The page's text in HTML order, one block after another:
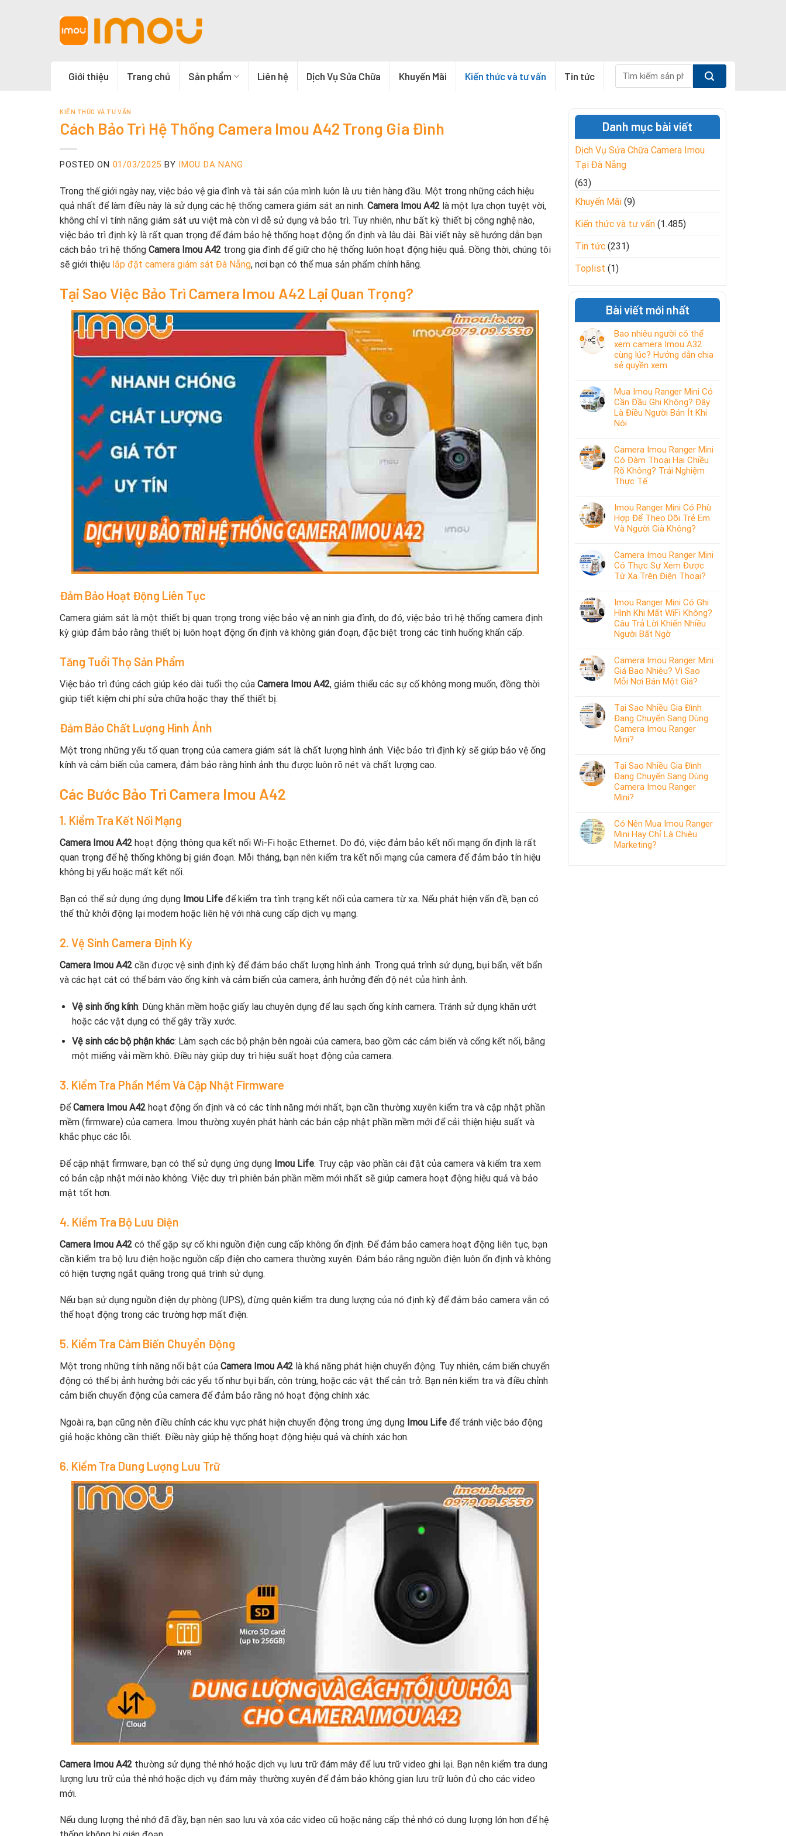
Giới thiệu Trang chủ Sản phẩm Liên hệ Dịch Vụ Sửa Chữa Khuyến Mãi Kiến thức và tư vấn Tin tức
kiếm:
KIẾN THỨC VÀ TƯ VẤN
Cách Bảo Trì Hệ Thống Camera Imou A42 Trong Gia Đình
POSTED ON 01/03/2025 BY IMOU DA NANG
Trong thế giới ngày nay, việc bảo vệ gia đình và tài sản của mình luôn là ưu tiên hàng đầu. Một trong những cách hiệu
quả nhất để làm điều này là sử dụng các hệ thống camera giám sát an ninh. Camera Imou A42 là một lựa chọn tuyệt vời,
không chỉ vì tính năng giám sát ưu việt mà còn vì dễ sử dụng và bảo trì. Tuy nhiên, như bất kỳ thiết bị công nghệ nào,
việc bảo trì định kỳ là rất quan trọng để đảm bảo hệ thống hoạt động ổn định và lâu dài. Bài viết này sẽ hướng dẫn bạn
cách bảo trì hệ thống Camera Imou A42 trong gia đình để giữ cho hệ thống luôn hoạt động hiệu quả. Đồng thời, chúng tôi
sẽ giới thiệu lắp đặt camera giám sát Đà Nẵng, nơi bạn có thể mua sản phẩm chính hãng.
Tại Sao Việc Bảo Trì Camera Imou A42 Lại Quan Trọng?
Đảm Bảo Hoạt Động Liên Tục
Camera giám sát là một thiết bị quan trọng trong việc bảo vệ an ninh gia đình, do đó, việc bảo trì hệ thống camera định
kỳ giúp đảm bảo rằng thiết bị luôn hoạt động ổn định và không gián đoạn, đặc biệt trong các tình huống khẩn cấp.
Tăng Tuổi Thọ Sản Phẩm
Việc bảo trì đúng cách giúp kéo dài tuổi thọ của Camera Imou A42, giảm thiểu các sự cố không mong muốn, đồng thời
giúp tiết kiệm chi phí sửa chữa hoặc thay thế thiết bị.
Đảm Bảo Chất Lượng Hình Ảnh
Một trong những yếu tố quan trọng của camera giám sát là chất lượng hình ảnh. Việc bảo trì định kỳ sẽ giúp bảo vệ ống
kính và cảm biến của camera, đảm bảo rằng hình ảnh thu được luôn rõ nét và chất lượng cao.
Các Bước Bảo Trì Camera Imou A42
1. Kiểm Tra Kết Nối Mạng
Camera Imou A42 hoạt động thông qua kết nối Wi-Fi hoặc Ethernet. Do đó, việc đảm bảo kết nối mạng ổn định là rất
quan trọng để hệ thống không bị gián đoạn. Mỗi tháng, bạn nên kiểm tra kết nối mạng của camera để đảm bảo tín hiệu
không bị yếu hoặc mất kết nối.
Bạn có thể sử dụng ứng dụng Imou Life để kiểm tra tình trạng kết nối của camera từ xa. Nếu phát hiện vấn đề, bạn có
thể thử khởi động lại modem hoặc liên hệ với nhà cung cấp dịch vụ mạng.
2. Vệ Sinh Camera Định Kỳ
Camera Imou A42 cần được vệ sinh định kỳ để đảm bảo chất lượng hình ảnh. Trong quá trình sử dụng, bụi bẩn, vết bẩn
và các hạt cát có thể bám vào ống kính và cảm biến của camera, ảnh hưởng đến độ nét của hình ảnh.
Vệ sinh ống kính: Dùng khăn mềm hoặc giấy lau chuyên dụng để lau sạch ống kính camera. Tránh sử dụng khăn ướt
hoặc các vật dụng có thể gây trầy xước.
Vệ sinh các bộ phận khác: Làm sạch các bộ phận bên ngoài của camera, bao gồm các cảm biến và cổng kết nối, bằng
một miếng vải mềm khô. Điều này giúp duy trì hiệu suất hoạt động của camera.
3. Kiểm Tra Phần Mềm Và Cập Nhật Firmware
ĐểCamera Imou A42 hoạt động ổn định và có các tính năng mới nhất, bạn cần thường xuyên kiểm tra và cập nhật phần
mềm (firmware) của camera. Imou thường xuyên phát hành các bản cập nhật phần mềm mới để cải thiện hiệu suất và
khắc phục các lỗi.
Để cập nhật firmware, bạn có thể sử dụng ứng dụng Imou Life. Truy cập vào phần cài đặt của camera và kiểm tra xem
có bản cập nhật mới nào không. Việc duy trì phiên bản phần mềm mới nhất sẽ giúp camera hoạt động hiệu quả và bảo
mật tốt hơn.
4. Kiểm Tra Bộ Lưu Điện
Camera Imou A42 có thể gặp sự cố khi nguồn điện cung cấp không ổn định. Để đảm bảo camera hoạt động liên tục, bạn
cần kiểm tra bộ lưu điện hoặc nguồn cấp điện cho camera thường xuyên. Đảm bảo rằng nguồn điện luôn ổn định và không
có hiện tượng ngắt quãng trong quá trình sử dụng.
Nếu bạn sử dụng nguồn điện dự phòng (UPS), đừng quên kiểm tra dung lượng của nó định kỳ để đảm bảo camera vẫn có
thể hoạt động trong các trường hợp mất điện.
5. Kiểm Tra Cảm Biến Chuyển Động
Một trong những tính năng nổi bật của Camera Imou A42 là khả năng phát hiện chuyển động. Tuy nhiên, cảm biến chuyển
động có thể bị ảnh hưởng bởi các yếu tố như bụi bẩn, côn trùng, hoặc các vật thể cản trở. Bạn nên kiểm tra và điều chỉnh
cảm biến chuyển động của camera để đảm bảo rằng nó hoạt động chính xác.
Ngoài ra, bạn cũng nên điều chỉnh các khu vực phát hiện chuyển động trong ứng dụng Imou Life để tránh việc báo động
giả hoặc không cần thiết. Điều này giúp hệ thống hoạt động hiệu quả và chính xác hơn.
6. Kiểm Tra Dung Lượng Lưu Trữ
Camera Imou A42 thường sử dụng thẻ nhớ hoặc dịch vụ lưu trữ đám mây để lưu trữ video ghi lại. Bạn nên kiểm tra dung
lượng lưu trữ của thẻ nhớ hoặc dịch vụ đám mây thường xuyên để đảm bảo không gian lưu trữ luôn đủ cho các video
mới.
Nếu dung lượng thẻ nhớ đã đầy, bạn nên sao lưu và xóa các video cũ hoặc nâng cấp thẻ nhớ có dung lượng lớn hơn để hệ
Danh mục bài viết
Dịch Vụ Sửa Chữa Camera Imou
Tại Đà Nẵng
(63)
Khuyến Mãi (9)
Kiến thức và tư vấn (1.485)
Tin tức (231)
Toplist (1)
Bài viết mới nhất
Bao nhiêu người có thể
xem camera Imou A32
cùng lúc? Hướng dẫn chia
sẻ quyền xem
Mua Imou Ranger Mini Có
Cần Đầu Ghi Không? Đây
Là Điều Người Bán Ít Khi
Nói
Camera Imou Ranger Mini
Có Đàm Thoại Hai Chiều
Rõ Không? Trải Nghiệm
Thực Tế
Imou Ranger Mini Có Phù
Hợp Để Theo Dõi Trẻ Em
Và Người Già Không?
Camera Imou Ranger Mini
Có Thực Sự Xem Được
Từ Xa Trên Điện Thoại?
Imou Ranger Mini Có Ghi
Hình Khi Mất WiFi Không?
Câu Trả Lời Khiến Nhiều
Người Bất Ngờ
Camera Imou Ranger Mini
Giá Bao Nhiêu? Vì Sao
Mỗi Nơi Bán Một Giá?
Tại Sao Nhiều Gia Đình
Đang Chuyển Sang Dùng
Camera Imou Ranger
Mini?
Tại Sao Nhiều Gia Đình
Đang Chuyển Sang Dùng
Camera Imou Ranger
Mini?
Có Nên Mua Imou Ranger
Mini Hay Chỉ Là Chiêu
Marketing?